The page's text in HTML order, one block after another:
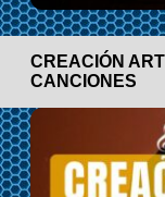
CREACIÓN
CANCIONES